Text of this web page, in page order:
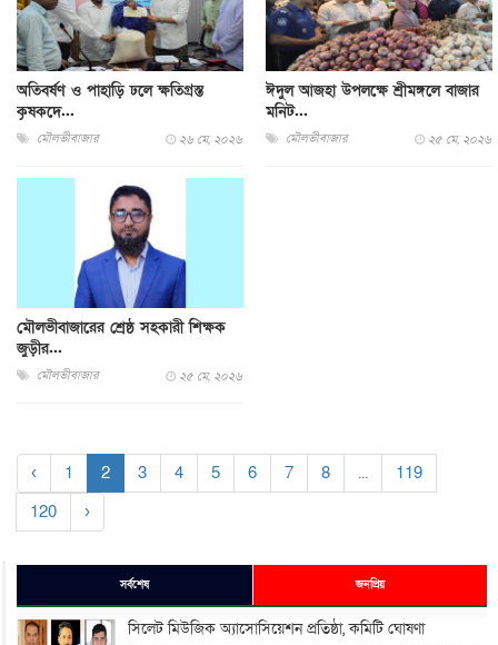
অতিবর্ষণ ও পাহাড়ি ঢলে ক্ষতিগ্রস্ত
কৃষকদে...
মৌলভীবাজার ২৬ মে, ২০২৬
​ঈদুল আজহা উপলক্ষে শ্রীমঙ্গলে বাজার
মনিট...
মৌলভীবাজার ২৫ মে, ২০২৬
মৌলভীবাজারের শ্রেষ্ঠ সহকারী শিক্ষক
জুড়ীর...
মৌলভীবাজার ২৫ মে, ২০২৬
‹ 1 2 3 4 5 6 7 8 ...
119
120
›
সর্বশেষ জনপ্রিয়
সিলেট মিউজিক অ্যাসোসিয়েশন প্রতিষ্ঠা, কমিটি ঘোষণা